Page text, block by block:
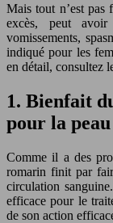
Mais tout n’est pas
excès, peut avoir
vomissements,
indiqué pour les
en détail, consultez
1. Bienfait
pour la peau
Comme il a des
romarin finit par
circulation
efficace pour le
de son action